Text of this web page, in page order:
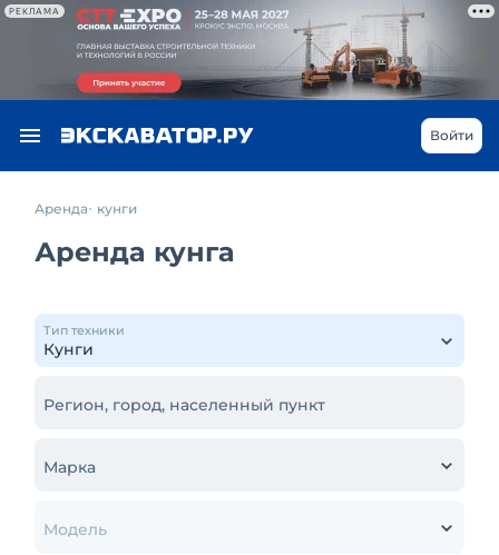
РЕКЛАМА
Войти
Аренда кунги
Аренда кунга
Тип техники
Регион, город, населенный пункт
Марка
Модель